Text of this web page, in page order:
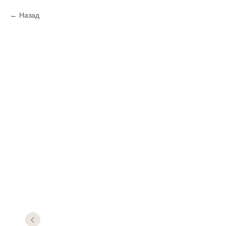
Назад